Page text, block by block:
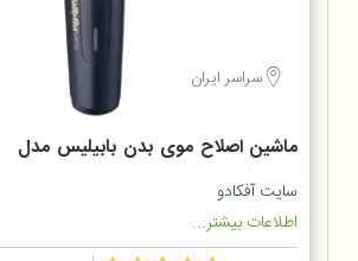
سراسر ایران
ماشین اصلاح موی بدن بابیلیس مدل
BG120SDE
سایت آفکادو
اطلاعات بیشتر...